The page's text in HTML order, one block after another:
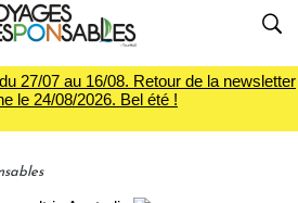
27/07 au 16/08. Retour de la newsletter
le 24/08/2026. Bel été !